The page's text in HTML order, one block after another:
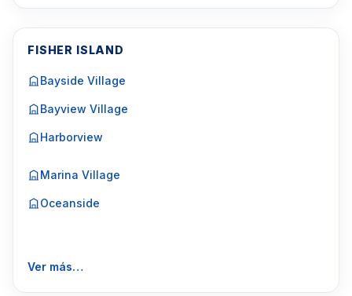
FISHER ISLAND
Bayside Village
Bayview Village
Harborview
Marina Village
Oceanside
Ver más…